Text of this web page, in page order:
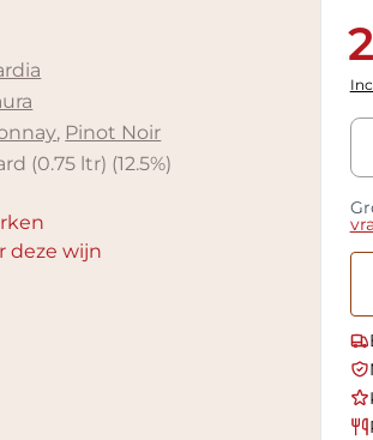
, Pinot Noir
(0.75 ltr) (12.5%)
deze wijn